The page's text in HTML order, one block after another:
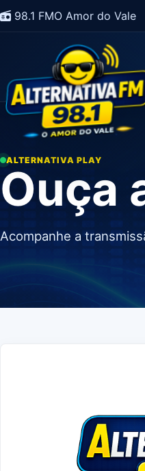
98.1 FMO Amor do Vale
ALTERNATIVA PLAY
Ouça
Acompanhe a